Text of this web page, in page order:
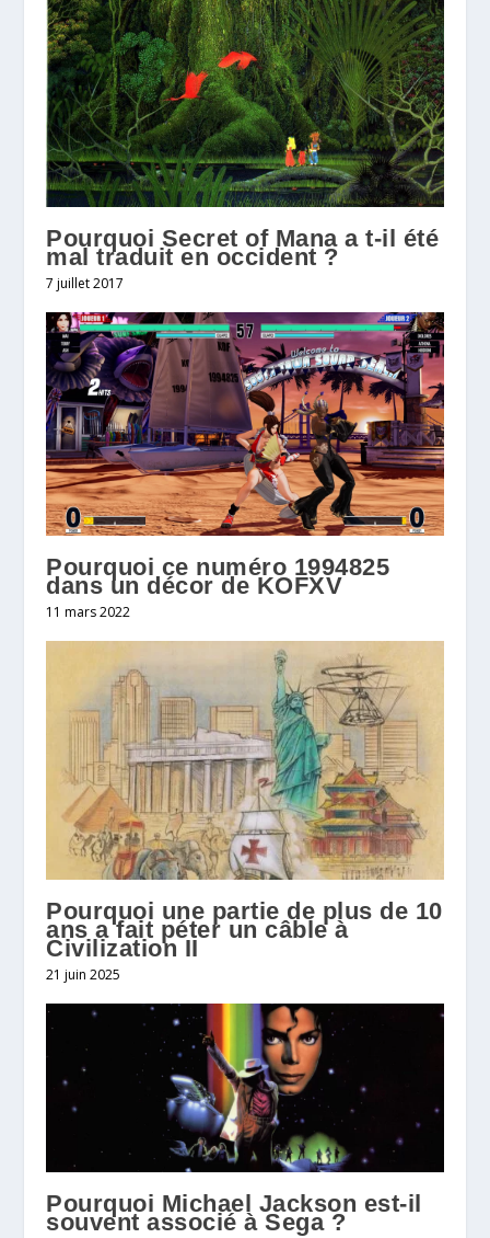
Pourquoi Secret of Mana a t-il été
mal traduit en occident ?
7 juillet 2017
Pourquoi ce numéro 1994825
dans un décor de KOFXV
11 mars 2022
Pourquoi une partie de plus de 10
ans a fait péter un câble à
Civilization II
21 juin 2025
Pourquoi Michael Jackson est-il
souvent associé à Sega ?